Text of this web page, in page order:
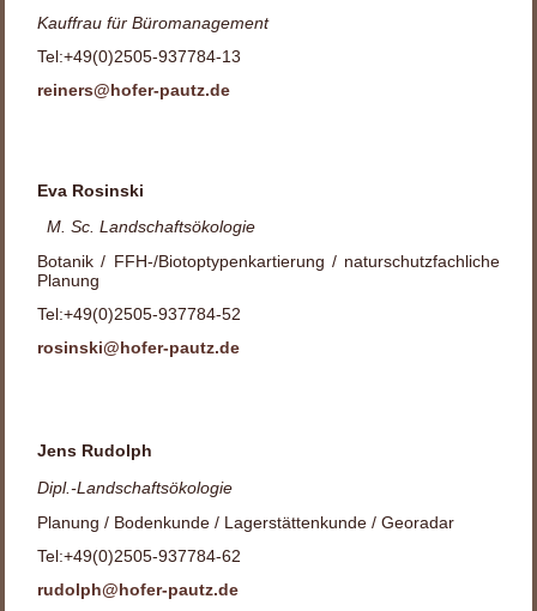
Kauffrau für Büromanagement
Tel:+49(0)2505-937784-13
reiners@hofer-pautz.de
Eva Rosinski
M. Sc. Landschaftsökologie
Botanik / FFH-/Biotoptypenkartierung / naturschutzfachliche
Planung
Tel:+49(0)2505-937784-52
rosinski@hofer-pautz.de
Jens Rudolph
Dipl.-Landschaftsökologie
Planung / Bodenkunde / Lagerstättenkunde / Georadar
Tel:+49(0)2505-937784-62
rudolph@hofer-pautz.de